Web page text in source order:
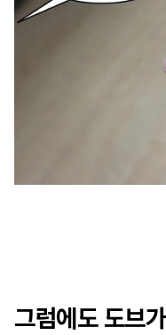
그럼에도 도브